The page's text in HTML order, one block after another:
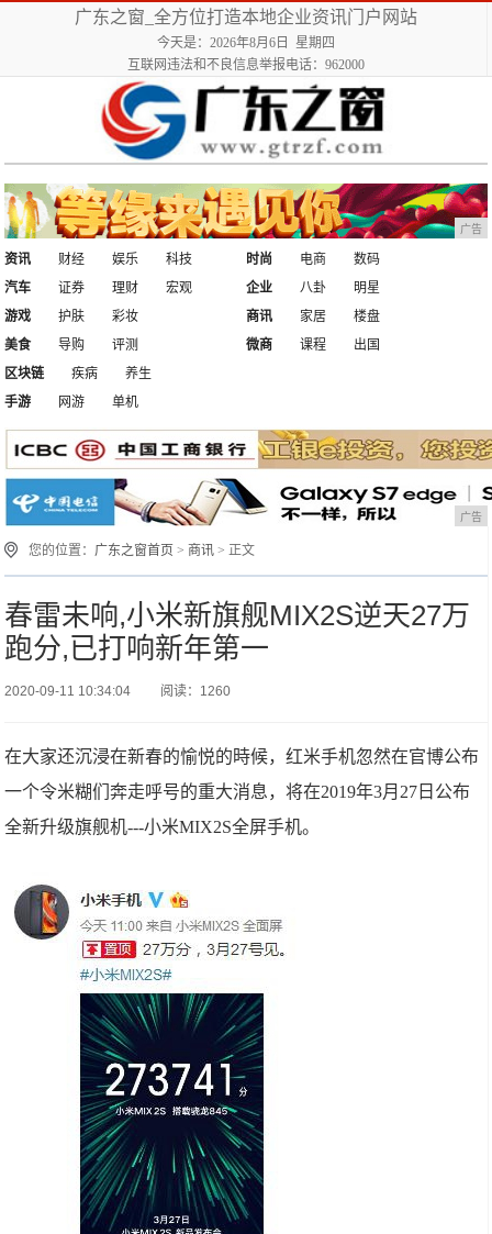
广东之窗_全方位打造本地企业资讯门户网站
今天是：2026年8月6日 星期四
互联网违法和不良信息举报电话：962000
广告
资讯 财经 娱乐
科技
汽车
证券 理财 宏观
时尚 电商
数码
企业
八卦
明星
游戏
护肤
彩妆
美食
导购 评测
商讯 家居
楼盘
微商
课程
出国
区块链
疾病
养生
手游
网游 单机
广告
您的位置： 广东之窗首页 > 商讯 > 正文
春雷未响,小米新旗舰MIX2S逆天27万
跑分,已打响新年第一
2020-09-11 10:34:04 阅读：1260
在大家还沉浸在新春的愉悦的時候，红米手机忽然在官博公布
一个令米糊们奔走呼号的重大消息，将在2019年3月27日公布
全新升级旗舰机---小米MIX2S全屏手机。